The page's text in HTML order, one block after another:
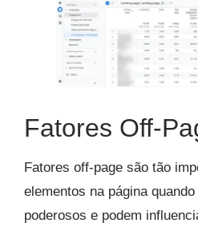
Fatores Off-
Fatores off-page são tão
elementos na página
poderosos e podem